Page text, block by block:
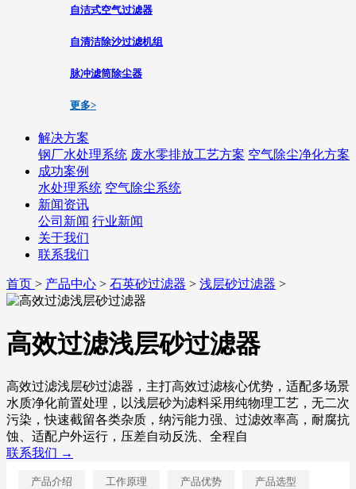
自洁式空气过滤器
自清洁除沙过滤机组
脉冲滤筒除尘器
更多>
解决方案
钢厂水处理系统 废水零排放工艺方案 空气除尘净化方案
成功案例
水处理系统 空气除尘系统
新闻资讯
公司新闻 行业新闻
关于我们
联系我们
首页 > 产品中心 > 石英砂过滤器 > 浅层砂过滤器 >
高效过滤浅层砂过滤器
高效过滤浅层砂过滤器，主打高效过滤核心优势，适配多场景
水质净化前置处理，以浅层砂为滤料采用纯物理工艺，无二次
污染，快速截留各类杂质，纳污能力强、过滤效率高，耐腐抗
蚀、适配户外运行，压差自动反洗、全程自
联系我们 →
产品介绍 工作原理 产品优势
产品选型